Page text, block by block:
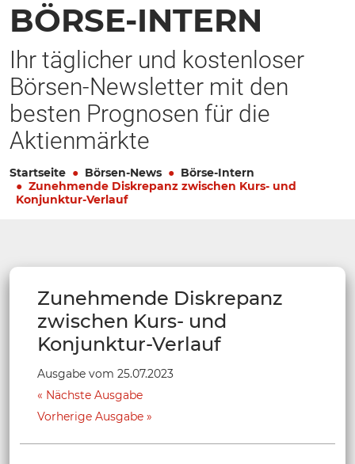
BÖRSE-INTERN
Ihr täglicher und kostenloser
Börsen-Newsletter mit den
besten Prognosen für die
Aktienmärkte
Startseite Börsen-News
Börse-Intern
Zunehmende Diskrepanz zwischen Kurs- und
Konjunktur-Verlauf
Zunehmende Diskrepanz
zwischen Kurs- und
Konjunktur-Verlauf
Ausgabe vom 25.07.2023
Nächste Ausgabe
Vorherige Ausgabe